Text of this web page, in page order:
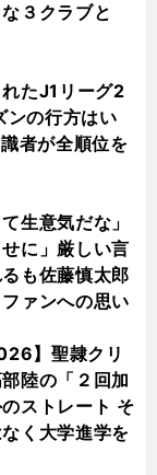
３クラブと
たJ1リーグ2
の行方はい
者が全順位を
生意気だな」
せに」厳しい言
も佐藤慎太郎
ァンへの思い
】聖隷クリ
陸の「２回加
ストレート そ
く大学進学を